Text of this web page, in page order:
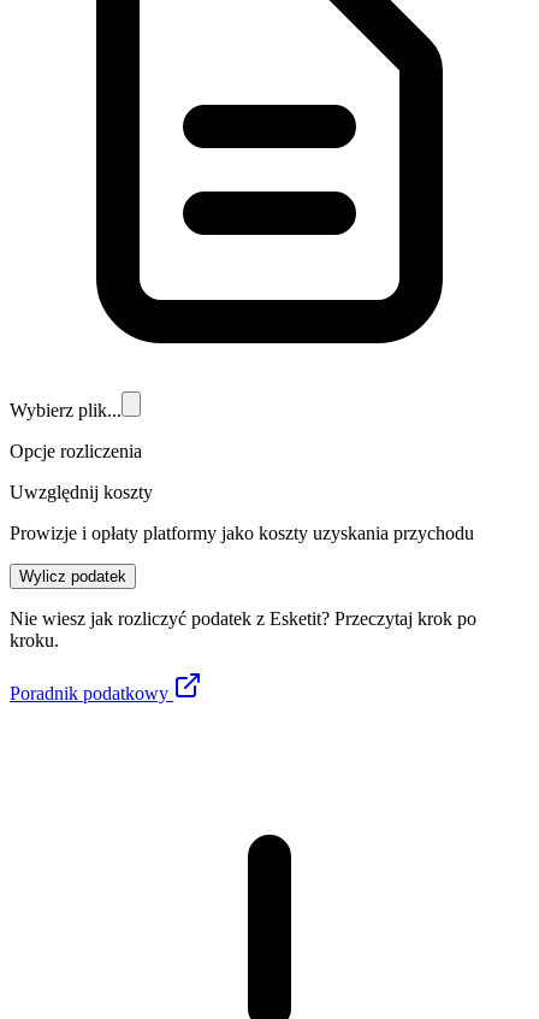
Wybierz plik...
Opcje rozliczenia
Uwzględnij koszty
Prowizje i opłaty platformy jako koszty uzyskania przychodu
Wylicz podatek
Nie wiesz jak rozliczyć podatek z Esketit? Przeczytaj krok po
kroku.
Poradnik podatkowy